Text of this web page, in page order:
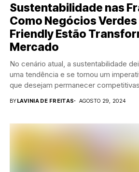
Sustentabilidade nas
Como Negócios Verdes
Friendly Estão
Mercado
No cenário atual, a sustentabilidade
uma tendência e se tornou um
que desejam permanecer
BYLAVINIA DE FREITAS AGOSTO 29, 2024